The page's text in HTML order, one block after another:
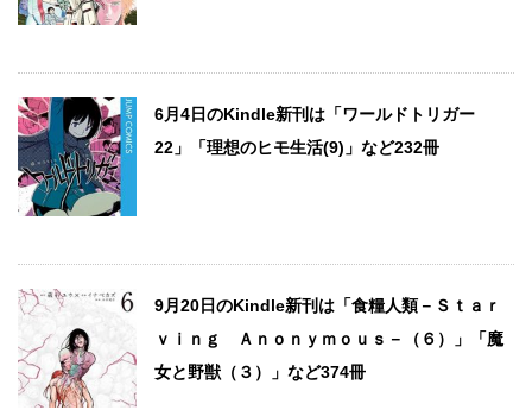
6月4日のKindle新刊は「ワールドトリガー
22」「理想のヒモ生活(9)」など232冊
9月20日のKindle新刊は「食糧人類－Ｓｔａｒ
ｖｉｎｇ Ａｎｏｎｙｍｏｕｓ－（６）」「魔
女と野獣（３）」など374冊